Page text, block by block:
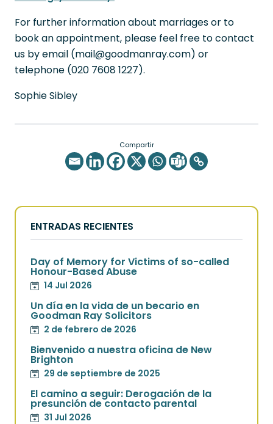
For further information about marriages or to
book an appointment, please feel free to contact
us by email (mail@goodmanray.com) or
telephone (020 7608 1227).
Sophie Sibley
Compartir
ENTRADAS RECIENTES
Day of Memory for Victims of so-called
Honour-Based Abuse
14 Jul 2026
Un día en la vida de un becario en
Goodman Ray Solicitors
2 de febrero de 2026
Bienvenido a nuestra oficina de New
Brighton
29 de septiembre de 2025
El camino a seguir: Derogación de la
presunción de contacto parental
31 Jul 2026